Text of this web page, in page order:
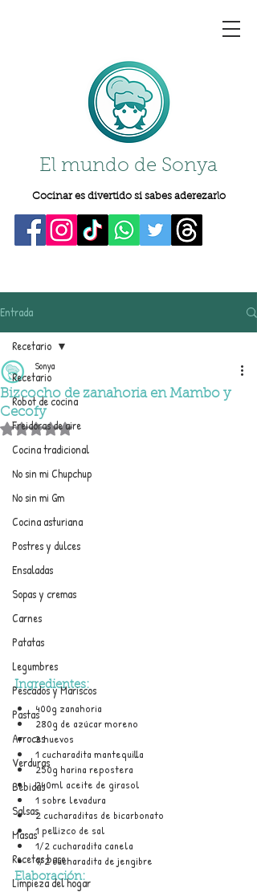
El mundo de Sonya
Cocinar es divertido si sabes aderezarlo
Entrada
Recetario
Robot de cocina
Freidoras de aire
Cocina tradicional
No sin mi Chupchup
No sin mi Gm
Cocina asturiana
Postres y dulces
Ensaladas
Sopas y cremas
Carnes
Patatas
Legumbres
Pescados y Mariscos
Pastas
Arroces
Verduras
Bebidas
Salsas
Masas
Recetas base
Limpieza del hogar
Recetario
Bizcocho de zanahoria en Mambo y
Cecofy
Sonya
Obtuvo NaN de 5 estrellas.
Ingredientes:
400g zanahoria
280g de azúcar moreno
3 huevos
1 cucharadita mantequilla
250g harina repostera
240ml aceite de girasol
1 sobre levadura
2 cucharaditas de bicarbonato
1 pellizco de sal
1/2 cucharadita canela
1/2 cucharadita de jengibre
Elaboración: